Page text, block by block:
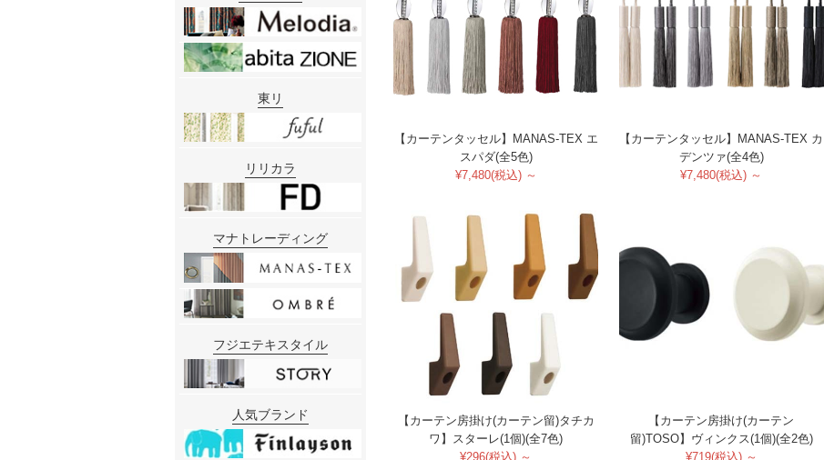
【カーテンタッセル】MANAS-TEX エ
スパダ(全5色)
¥7,480(税込) ～
【カーテンタッセル】MANAS-TEX カ
デンツァ(全4色)
¥7,480(税込) ～
【カーテン房掛け(カーテン留)タチカ
ワ】スターレ(1個)(全7色)
¥296(税込) ～
【カーテン房掛け(カーテン
留)TOSO】ヴィンクス(1個)(全2色)
¥719(税込) ～
東リ
リリカラ
マナトレーディング
フジエテキスタイル
人気ブランド